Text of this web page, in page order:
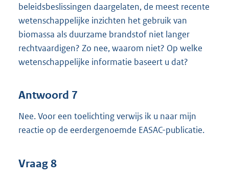
beleidsbeslissingen daargelaten, de meest recente
wetenschappelijke inzichten het gebruik van
biomassa als duurzame brandstof niet langer
rechtvaardigen? Zo nee, waarom niet? Op welke
wetenschappelijke informatie baseert u dat?
Antwoord 7
Nee. Voor een toelichting verwijs ik u naar mijn
reactie op de eerdergenoemde EASAC-publicatie.
Vraag 8